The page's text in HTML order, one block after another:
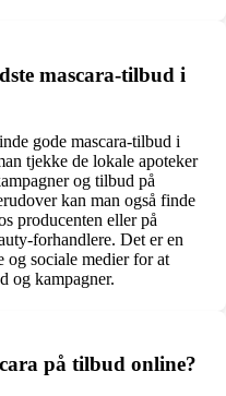
mascara-tilbud i
gode mascara-tilbud i
tjekke de lokale apoteker
og tilbud på
kan man også finde
producenten eller på
forhandlere. Det er en
og sociale medier for at
og kampagner.
på tilbud online?